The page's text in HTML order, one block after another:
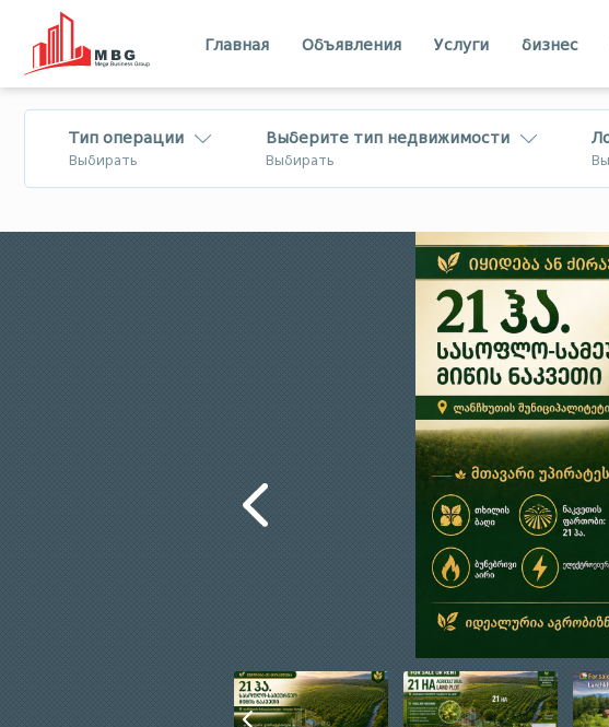
Главная Объявления Услуги бизнес
Тип операции
Выбирать
Лизинг
Выберите тип недвижимости
Выбирать
Дом - Вилла
Имерети
Квемо Картли
Самцхе - Джавахети
Абхазия